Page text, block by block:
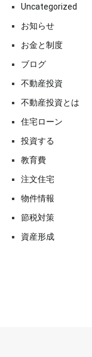
Uncategorized
お知らせ
お金と制度
ブログ
不動産投資
不動産投資とは
住宅ローン
投資する
教育費
注文住宅
物件情報
節税対策
資産形成